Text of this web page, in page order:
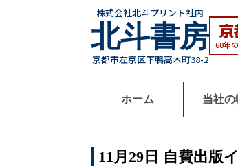
株式会社北斗プリント社内
北斗書房
京都市左京区下鴨高木町38-2
60年
ホーム 当社の
11月29日 自費出版